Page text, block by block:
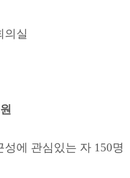
의실
에 관심있는 자 150명